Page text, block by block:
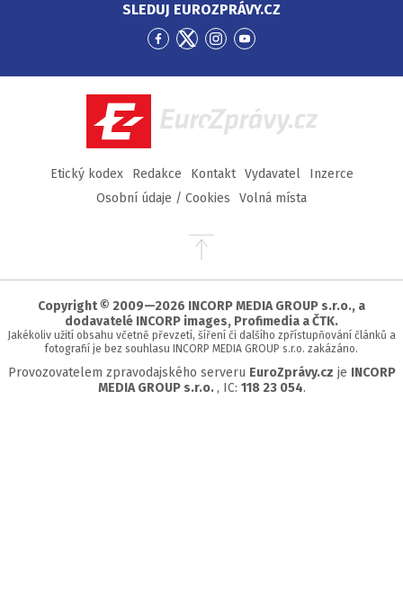
SLEDUJ EUROZPRÁVY.CZ
Přejít
Facebook
Přejít
Twitter
Přejít
Instagram
Přejít
YouTube
EuroZprávy.cz
Etický kodex Redakce Kontakt Vydavatel
Inzerce
Osobní údaje / Cookies
Volná místa
Přejít
stránky
Copyright © 2009—2026 INCORP MEDIA GROUP s.r.o., a
dodavatelé INCORP images, Profimedia a ČTK.
Jakékoliv užití obsahu včetně převzetí, šíření či dalšího zpřístupňování článků a
fotografií je bez souhlasu INCORP MEDIA GROUP s.r.o. zakázáno.
Provozovatelem zpravodajského serveru EuroZprávy.cz je INCORP
MEDIA GROUP s.r.o., IC: 118 23 054.